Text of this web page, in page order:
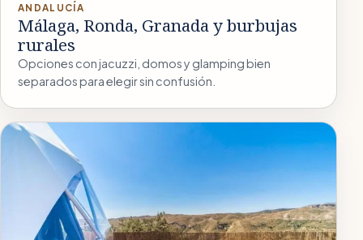
ANDALUCÍA
Málaga, Ronda, Granada y burbujas
rurales
Opciones con jacuzzi, domos y glamping bien
separados para elegir sin confusión.